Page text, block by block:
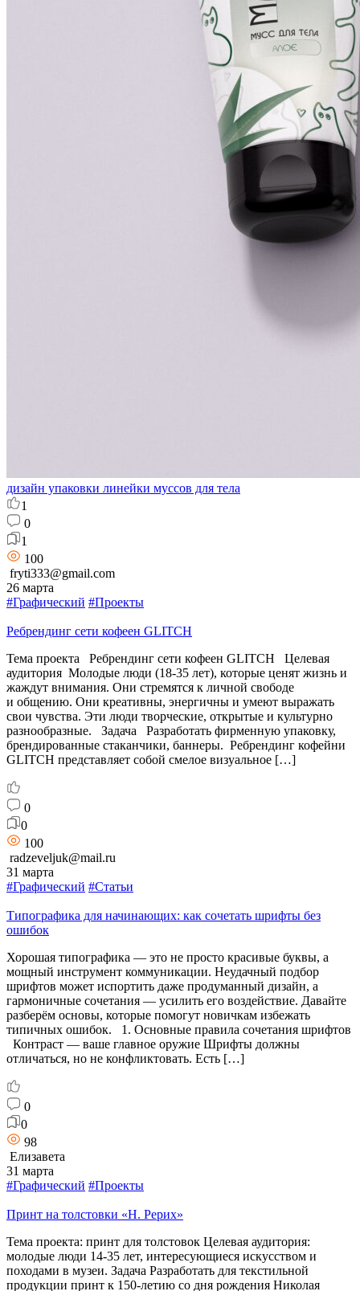
дизайн упаковки линейки муссов для тела
1
0
1
100
fryti333@gmail.com
26 марта
#Графический #Проекты
Ребрендинг сети кофеен GLITCH
Тема проекта Ребрендинг сети кофеен GLITCH Целевая
аудитория Молодые люди (18-35 лет), которые ценят жизнь и
жаждут внимания. Они стремятся к личной свободе
и общению. Они креативны, энергичны и умеют выражать
свои чувства. Эти люди творческие, открытые и культурно
разнообразные. Задача Разработать фирменную упаковку,
брендированные стаканчики, баннеры. Ребрендинг кофейни
GLITCH представляет собой смелое визуальное […]
0
0
100
radzeveljuk@mail.ru
31 марта
#Графический #Статьи
Типографика для начинающих: как сочетать шрифты без
ошибок
Хорошая типографика — это не просто красивые буквы, а
мощный инструмент коммуникации. Неудачный подбор
шрифтов может испортить даже продуманный дизайн, а
гармоничные сочетания — усилить его воздействие. Давайте
разберём основы, которые помогут новичкам избежать
типичных ошибок. 1. Основные правила сочетания шрифтов
Контраст — ваше главное оружие Шрифты должны
отличаться, но не конфликтовать. Есть […]
0
0
98
Елизавета
31 марта
#Графический #Проекты
Принт на толстовки «Н. Рерих»
Тема проекта: принт для толстовок Целевая аудитория:
молодые люди 14-35 лет, интересующиеся искусством и
походами в музеи. Задача Разработать для текстильной
продукции принт к 150-летию со дня рождения Николая